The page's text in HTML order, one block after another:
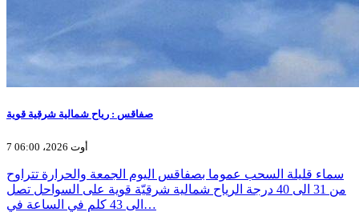
صفاقس : رياح شمالية شرقية قوية
7 أوت 2026، 06:00
سماء قليلة السحب عموما بصفاقس اليوم الجمعة والحرارة تتراوح
من 31 الى 40 درجة الرياح شمالية شرقيّة قوية على السواحل تصل
الى 43 كلم في الساعة في…